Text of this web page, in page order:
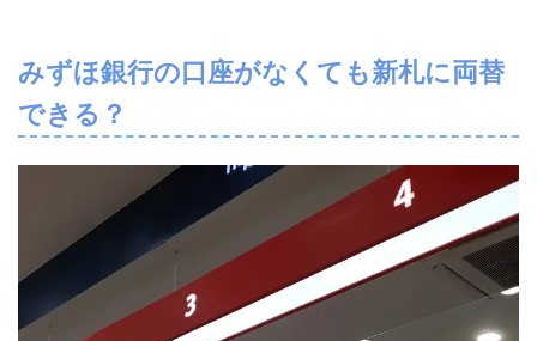
みずほ銀行の口座がなくても新札に両替
できる？